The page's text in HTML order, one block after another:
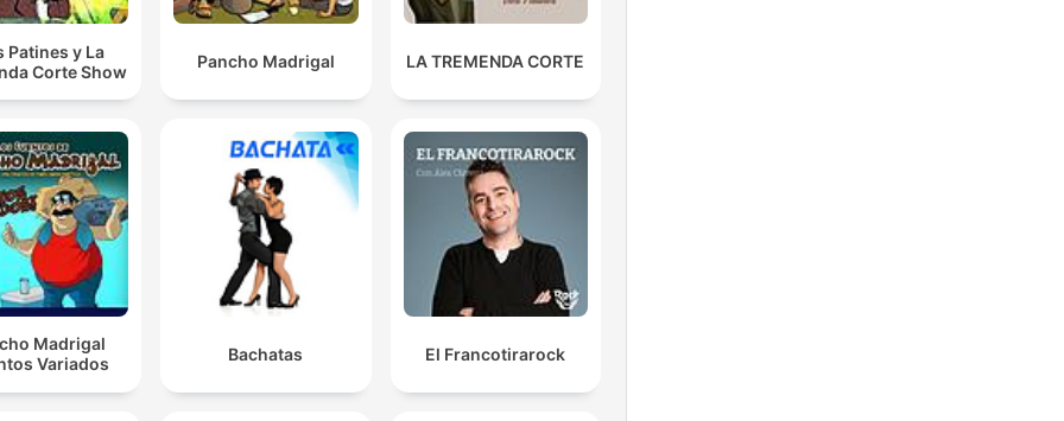
Patines y La
Corte Show
Pancho Madrigal LA TREMENDA CORTE
Madrigal
Variados
Bachatas El Francotirarock